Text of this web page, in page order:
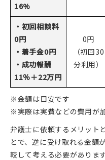
16%
・初回相談料
0円
・着手金0円
・成功報酬
11％＋22万円
0円
（初回30
分利用）
※金額は目安です
※実際は実費などの費用が
弁護士に依頼するメリット
とで、逆に受け取れる金額
較して考える必要があります